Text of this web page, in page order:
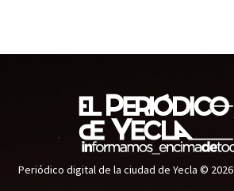
Periódico digital de la ciudad de Yecla © 2026